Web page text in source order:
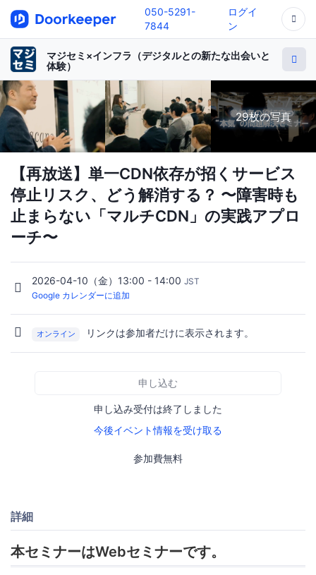
050-5291-
7844
ログイ
ン
マジセミ×インフラ（デジタルとの新たな出会いと
体験）
29枚の写真
【再放送】単一CDN依存が招くサービス
停止リスク、どう解消する？ 〜障害時も
止まらない「マルチCDN」の実践アプロ
ーチ〜
2026-04-10（金）13:00 - 14:00 JST
Google カレンダーに追加
オンライン リンクは参加者だけに表示されます。
申し込む
申し込み受付は終了しました
今後イベント情報を受け取る
参加費無料
詳細
本セミナーはWebセミナーです。